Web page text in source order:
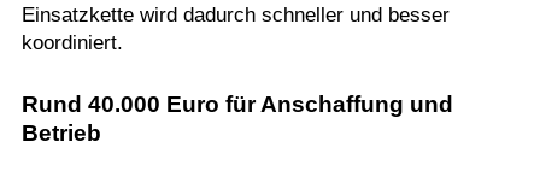
Einsatzkette wird dadurch schneller und besser
koordiniert.
Rund 40.000 Euro für Anschaffung und
Betrieb